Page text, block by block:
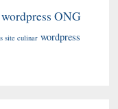
wordpress ONG
site culinar wordpress